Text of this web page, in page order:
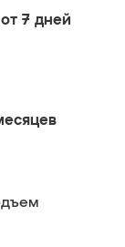
от 7 дней